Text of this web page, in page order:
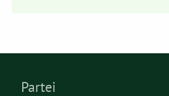
Partei